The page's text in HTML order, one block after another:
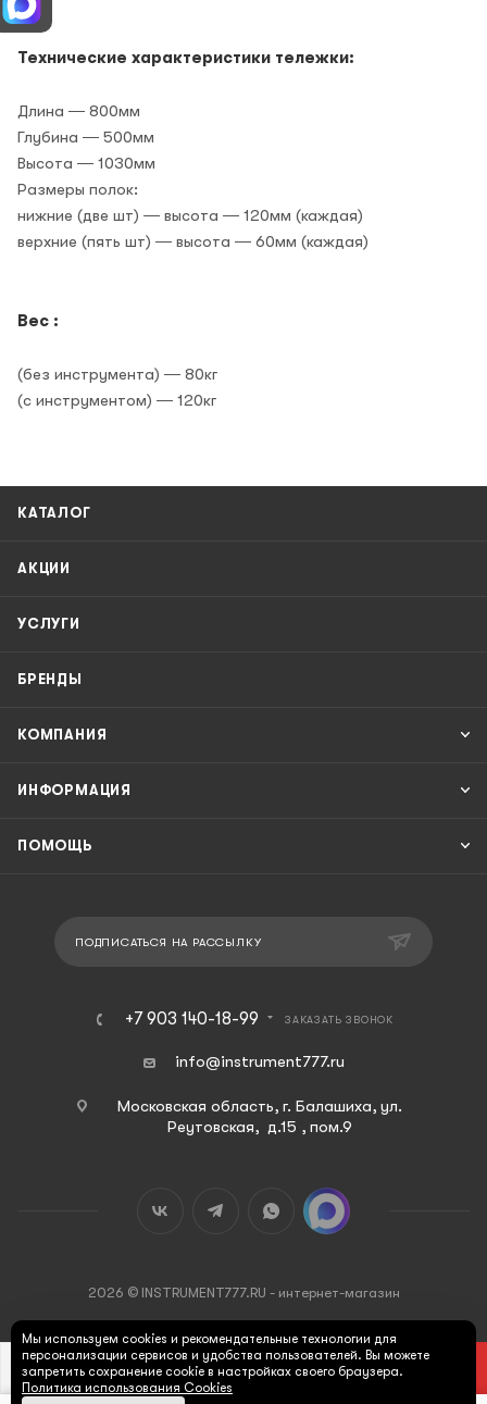
В КОРЗИНУ
Технические характеристики тележки:
Длина ― 800мм
Глубина ― 500мм
Высота ― 1030мм
Размеры полок:
нижние (две шт) ― высота ― 120мм (каждая)
верхние (пять шт) ― высота ― 60мм (каждая)
Вес :
(без инструмента) ― 80кг
(с инструментом) ― 120кг
КАТАЛОГ
АКЦИИ
УСЛУГИ
БРЕНДЫ
КОМПАНИЯ
ИНФОРМАЦИЯ
ПОМОЩЬ
ПОДПИСАТЬСЯ НА РАССЫЛКУ
+7 903 140-18-99 ЗАКАЗАТЬ ЗВОНОК
info@instrument777.ru
Московская область, г. Балашиха, ул.
Реутовская, д.15 , пом.9
2026 © INSTRUMENT777.RU - интернет-магазин
Мы используем cookies и рекомендательные технологии для
персонализации сервисов и удобства пользователей. Вы можете
запретить сохранение cookie в настройках своего браузера.
Политика использования Cookies